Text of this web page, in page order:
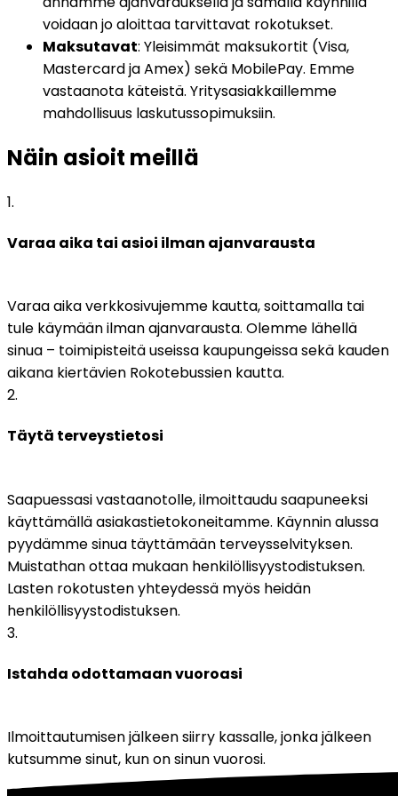
voidaan jo aloittaa tarvittavat rokotukset.
Maksutavat: Yleisimmät maksukortit (Visa,
Mastercard ja Amex) sekä MobilePay. Emme
vastaanota käteistä. Yritysasiakkaillemme
mahdollisuus laskutussopimuksiin.
Näin asioit meillä
1.
Varaa aika tai asioi ilman ajanvarausta
Varaa aika verkkosivujemme kautta, soittamalla tai
tule käymään ilman ajanvarausta. Olemme lähellä
sinua – toimipisteitä useissa kaupungeissa sekä kauden
aikana kiertävien Rokotebussien kautta.
2.
Täytä terveystietosi
Saapuessasi vastaanotolle, ilmoittaudu saapuneeksi
käyttämällä asiakastietokoneitamme. Käynnin alussa
pyydämme sinua täyttämään terveysselvityksen.
Muistathan ottaa mukaan henkilöllisyystodistuksen.
Lasten rokotusten yhteydessä myös heidän
henkilöllisyystodistuksen.
3.
Istahda odottamaan vuoroasi
Ilmoittautumisen jälkeen siirry kassalle, jonka jälkeen
kutsumme sinut, kun on sinun vuorosi.